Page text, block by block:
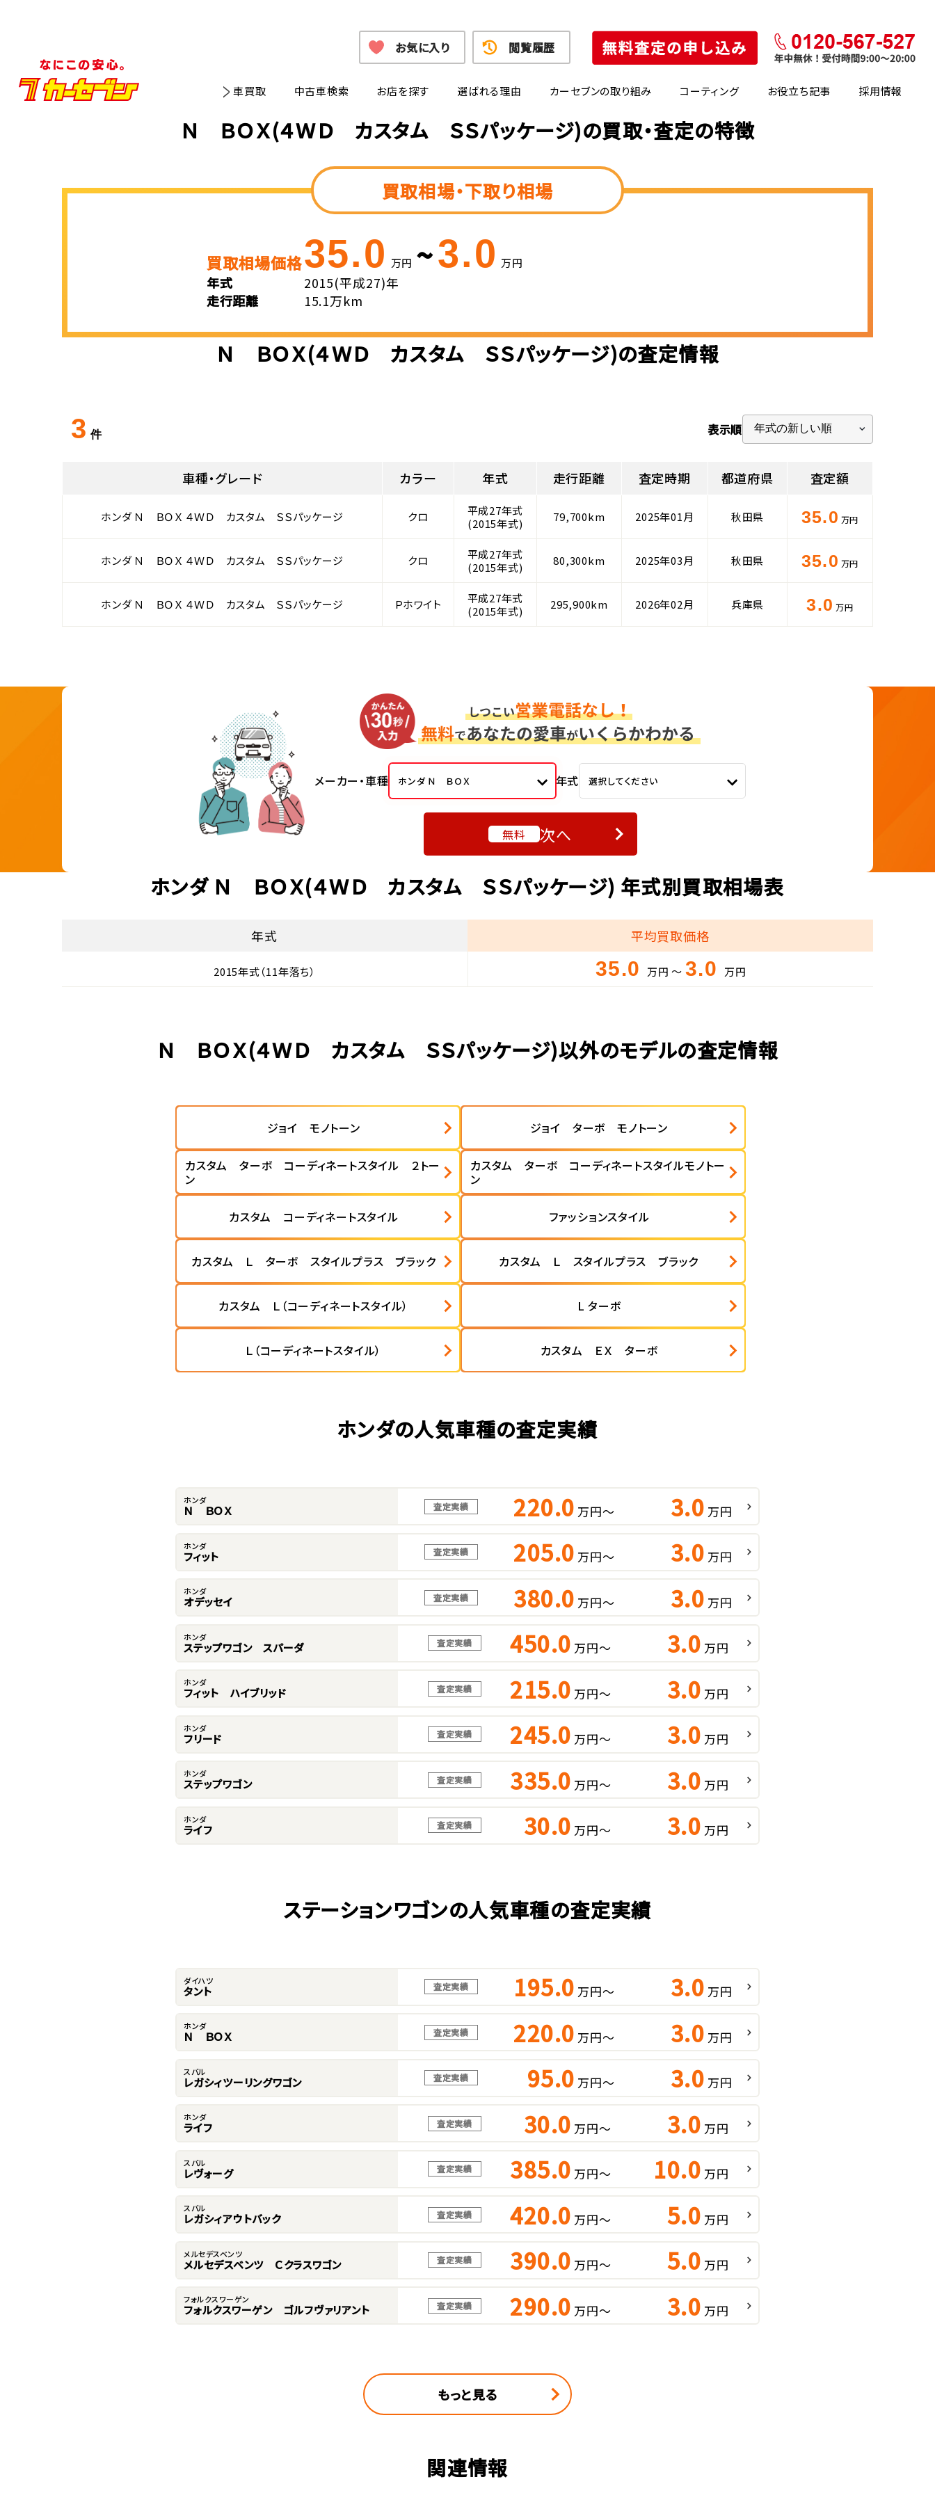
車買取 中古車検索 お店を探す 選ばれる理由 カーセブンの取り組み コーティング お役立ち記事 採用情報
お気に入り 閲覧履歴
Ｎ ＢＯＸ(４ＷＤ カスタム ＳＳパッケージ)の買取・査定の特徴
買取相場・下取り相場
買取相場価格35.0 万円 ~3.0 万円
年式
2015(平成27)年
走行距離
15.1万km
Ｎ ＢＯＸ(４ＷＤ カスタム ＳＳパッケージ)の査定情報
3 件 表示順
車種・グレード カラー 年式 走行距離 査定時期 都道府県 査定額
ホンダ Ｎ ＢＯＸ ４ＷＤ カスタム ＳＳパッケージ クロ
平成27年式
(2015年式)
79,700km 2025年01月 秋田県 35.0 万円
ホンダ Ｎ ＢＯＸ ４ＷＤ カスタム ＳＳパッケージ クロ
平成27年式
(2015年式)
80,300km 2025年03月 秋田県 35.0 万円
ホンダ Ｎ ＢＯＸ ４ＷＤ カスタム ＳＳパッケージ Ｐホワイト
平成27年式
(2015年式)
295,900km 2026年02月 兵庫県 3.0 万円
メーカー・車種 ホンダ Ｎ ＢＯＸ 年式 選択してください
無料 次へ
ホンダ Ｎ ＢＯＸ(４ＷＤ カスタム ＳＳパッケージ) 年式別買取相場表
年式 平均買取価格
2015年式（11年落ち） 35.0 万円 ～ 3.0 万円
Ｎ ＢＯＸ(４ＷＤ カスタム ＳＳパッケージ)以外のモデルの査定情報
ジョイ モノトーン ジョイ ターボ モノトーン
カスタム ターボ コーディネートスタイル ２トー
ン
カスタム ターボ コーディネートスタイルモノトー
ン
カスタム コーディネートスタイル ファッションスタイル
カスタム Ｌ ターボ スタイルプラス ブラック カスタム Ｌ スタイルプラス ブラック
カスタム Ｌ（コーディネートスタイル） L ターボ
Ｌ（コーディネートスタイル） カスタム ＥＸ ターボ
ホンダの人気車種の査定実績
ホンダ
Ｎ ＢＯＸ 査定実績 220.0 万円～ 3.0 万円
ホンダ
フィット 査定実績 205.0 万円～ 3.0 万円
ホンダ
オデッセイ 査定実績 380.0 万円～ 3.0 万円
ホンダ
ステップワゴン スパーダ 査定実績 450.0 万円～ 3.0 万円
ホンダ
フィット ハイブリッド 査定実績 215.0 万円～ 3.0 万円
ホンダ
フリード 査定実績 245.0 万円～ 3.0 万円
ホンダ
ステップワゴン 査定実績 335.0 万円～ 3.0 万円
ホンダ
ライフ 査定実績 30.0 万円～ 3.0 万円
ステーションワゴンの人気車種の査定実績
ダイハツ
タント 査定実績 195.0 万円～ 3.0 万円
ホンダ
Ｎ ＢＯＸ 査定実績 220.0 万円～ 3.0 万円
スバル
レガシィツーリングワゴン 査定実績 95.0 万円～ 3.0 万円
ホンダ
ライフ 査定実績 30.0 万円～ 3.0 万円
スバル
レヴォーグ 査定実績 385.0 万円～ 10.0 万円
スバル
レガシィアウトバック 査定実績 420.0 万円～ 5.0 万円
メルセデスベンツ
メルセデスベンツ Ｃクラスワゴン 査定実績 390.0 万円～ 5.0 万円
フォルクスワーゲン
フォルクスワーゲン ゴルフヴァリアント 査定実績 290.0 万円～ 3.0 万円
もっと見る
関連情報